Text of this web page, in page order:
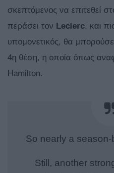
σκεπτόμενος να επιτεθεί
περάσει τον Leclerc, και
υπομονετικός, θα
4η θέση, η οποία όπως
Hamilton.
So nearly a season-
Still, another